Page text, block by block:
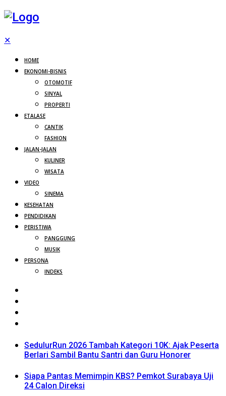
✕
HOME
EKONOMI-BISNIS
OTOMOTIF
SINYAL
PROPERTI
ETALASE
CANTIK
FASHION
JALAN-JALAN
KULINER
WISATA
VIDEO
SINEMA
KESEHATAN
PENDIDIKAN
PERISTIWA
PANGGUNG
MUSIK
PERSONA
INDEKS
SedulurRun 2026 Tambah Kategori 10K: Ajak Peserta
Berlari Sambil Bantu Santri dan Guru Honorer
Siapa Pantas Memimpin KBS? Pemkot Surabaya Uji
24 Calon Direksi